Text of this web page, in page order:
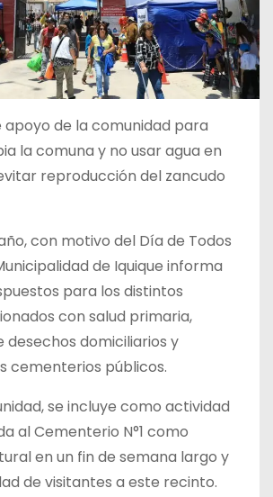
apoyo de la comunidad para
la comuna y no usar agua en
reproducción del zancudo
con motivo del Día de Todos
de Iquique informa
para los distintos
con salud primaria,
desechos domiciliarios y
cementerios públicos.
se incluye como actividad
al Cementerio N°1 como
en un fin de semana largo y
de visitantes a este recinto.